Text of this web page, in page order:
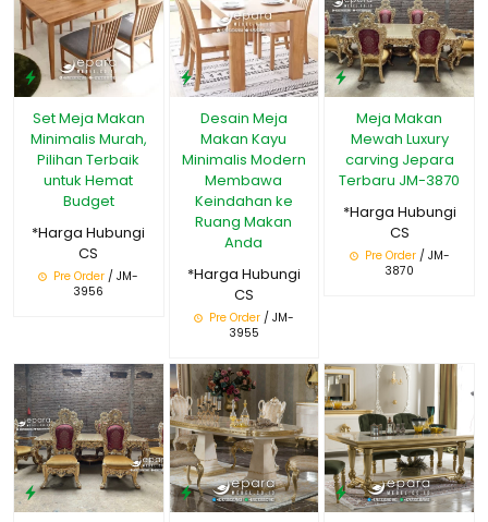
Set Meja Makan
Minimalis Murah,
Pilihan Terbaik
untuk Hemat
Budget
*Harga Hubungi
CS
Pre Order / JM-
3956
Desain Meja
Makan Kayu
Minimalis Modern
Membawa
Keindahan ke
Ruang Makan
Anda
*Harga Hubungi
CS
Pre Order/ JM-
3955
Meja Makan
Mewah Luxury
carving Jepara
Terbaru JM-3870
*Harga Hubungi
CS
Pre Order/ JM-
3870